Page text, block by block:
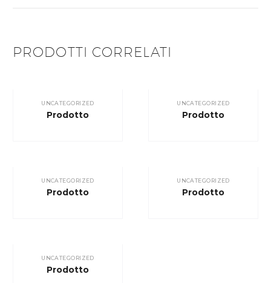
PRODOTTI CORRELATI
UNCATEGORIZED
Prodotto
UNCATEGORIZED
Prodotto
UNCATEGORIZED
Prodotto
UNCATEGORIZED
Prodotto
UNCATEGORIZED
Prodotto